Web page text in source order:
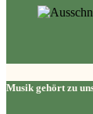
Musik gehört zu